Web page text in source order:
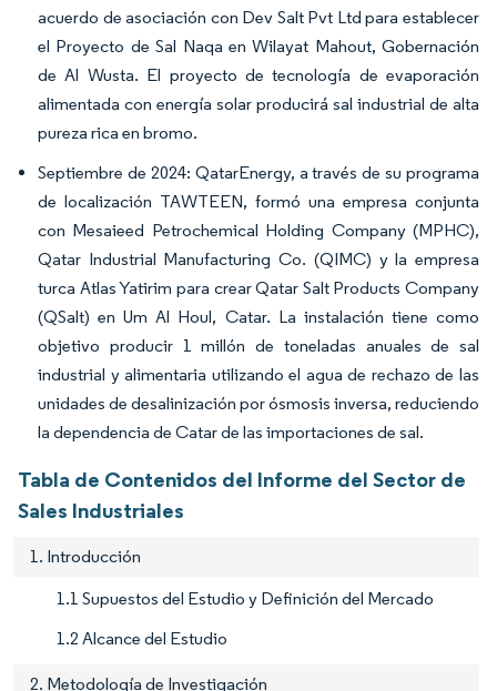
acuerdo de asociación con Dev Salt Pvt Ltd para establecer
el Proyecto de Sal Naqa en Wilayat Mahout, Gobernación
de Al Wusta. El proyecto de tecnología de evaporación
alimentada con energía solar producirá sal industrial de alta
pureza rica en bromo.
Septiembre de 2024: QatarEnergy, a través de su programa
de localización TAWTEEN, formó una empresa conjunta
con Mesaieed Petrochemical Holding Company (MPHC),
Qatar Industrial Manufacturing Co. (QIMC) y la empresa
turca Atlas Yatirim para crear Qatar Salt Products Company
(QSalt) en Um Al Houl, Catar. La instalación tiene como
objetivo producir 1 millón de toneladas anuales de sal
industrial y alimentaria utilizando el agua de rechazo de las
unidades de desalinización por ósmosis inversa, reduciendo
la dependencia de Catar de las importaciones de sal.
Tabla de Contenidos del Informe del Sector de
Sales Industriales
1. Introducción
1.1 Supuestos del Estudio y Definición del Mercado
1.2 Alcance del Estudio
2. Metodología de Investigación